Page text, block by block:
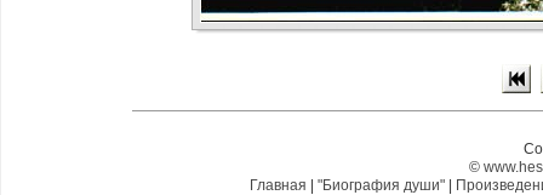
©
Главная
"Биография души"